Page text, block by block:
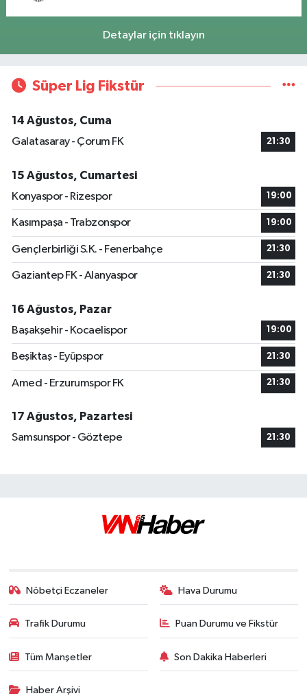
Detaylar için tıklayın
Süper Lig Fikstür
14 Ağustos, Cuma
Galatasaray - Çorum FK
21:30
15 Ağustos, Cumartesi
Konyaspor - Rizespor
19:00
Kasımpaşa - Trabzonspor 19:00
Gençlerbirliği S.K. - Fenerbahçe 21:30
Gaziantep FK - Alanyaspor 21:30
16 Ağustos, Pazar
Başakşehir - Kocaelispor
19:00
Beşiktaş - Eyüpspor 21:30
Amed - Erzurumspor FK 21:30
17 Ağustos, Pazartesi
Samsunspor - Göztepe
21:30
Nöbetçi Eczaneler Hava Durumu
Trafik Durumu Puan Durumu ve Fikstür
Tüm Manşetler Son Dakika Haberleri
Haber Arşivi